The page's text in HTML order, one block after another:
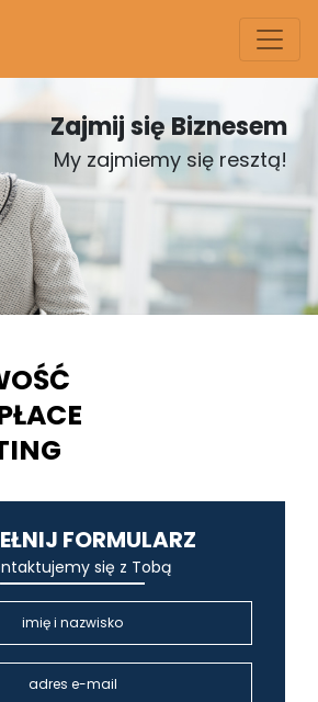
Zajmij się Biznesem
My zajmiemy się resztą!
FORMULARZ
się z Tobą